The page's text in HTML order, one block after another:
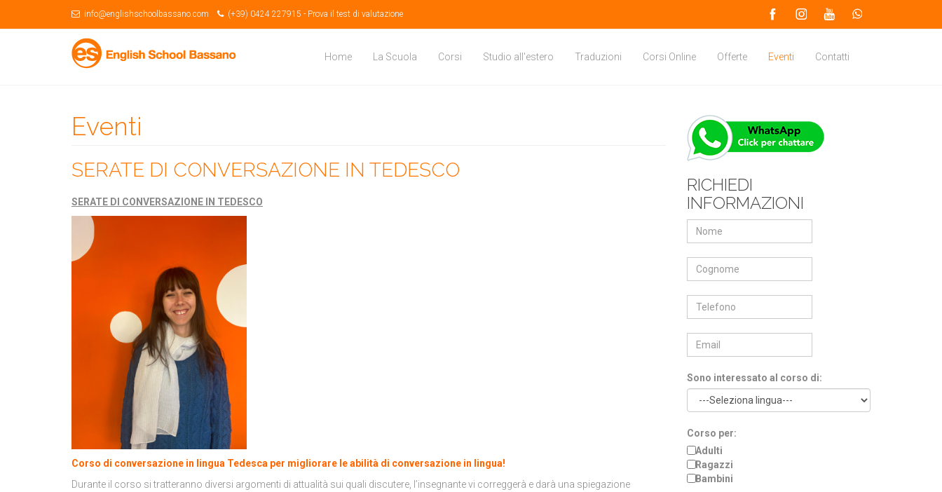
info@englishschoolbassano.com (+39) 0424 227915 - Prova il test di valutazione
Home La Scuola Corsi Studio all'estero Traduzioni Corsi Online Offerte Eventi Contatti
Eventi
SERATE DI CONVERSAZIONE IN TEDESCO
SERATE DI CONVERSAZIONE IN TEDESCO
Corso di conversazione in lingua Tedesca per migliorare le abilità di conversazione in lingua!
Durante il corso si tratteranno diversi argomenti di attualità sui quali discutere, l’insegnante vi correggerà e darà una spiegazione
RICHIEDI
INFORMAZIONI
Sono interessato al corso di:
Corso per:
Adulti
Ragazzi
Bambini